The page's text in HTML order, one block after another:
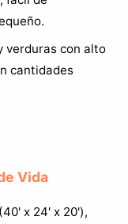
verduras con alto
cantidades
Vida
x 24' x 20'),